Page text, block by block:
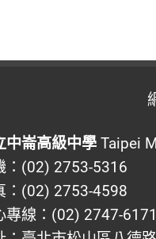
中崙高級中學Taipei
(02) 2753-5316
(02) 2753-4598
專線：(02) 2747-6171